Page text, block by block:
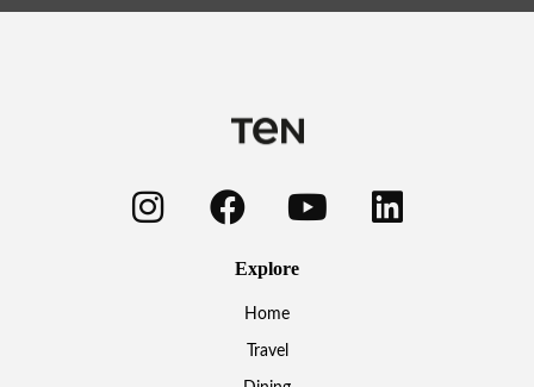
Explore
Home
Travel